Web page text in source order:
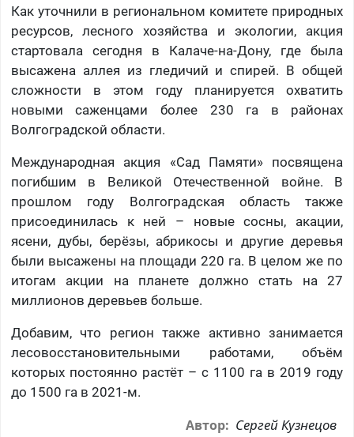
Как уточнили в региональном комитете природных
ресурсов, лесного хозяйства и экологии, акция
стартовала сегодня в Калаче-на-Дону, где была
высажена аллея из гледичий и спирей. В общей
сложности в этом году планируется охватить
новыми саженцами более 230 га в районах
Волгоградской области.
Международная акция «Сад Памяти» посвящена
погибшим в Великой Отечественной войне. В
прошлом году Волгоградская область также
присоединилась к ней – новые сосны, акации,
ясени, дубы, берёзы, абрикосы и другие деревья
были высажены на площади 220 га. В целом же по
итогам акции на планете должно стать на 27
миллионов деревьев больше.
Добавим, что регион также активно занимается
лесовосстановительными работами, объём
которых постоянно растёт – с 1100 га в 2019 году
до 1500 га в 2021-м.
Автор: Сергей Кузнецов